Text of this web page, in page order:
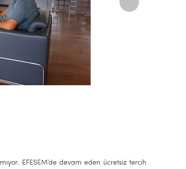
EFESEM’de devam eden ücretsiz tercih